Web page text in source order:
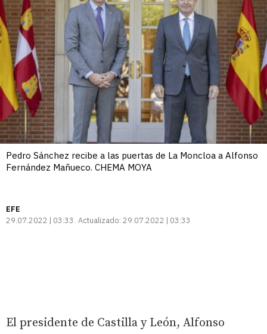
Pedro Sánchez recibe a las puertas de La Moncloa a Alfonso
Fernández Mañueco. CHEMA MOYA
EFE
29.07.2022 | 03:33 Actualizado: 29.07.2022 | 03:33
El presidente de Castilla y León, Alfonso